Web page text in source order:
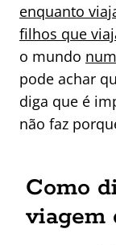
enquanto
filhos que
o mundo
pode achar
diga que é
não faz
Como
viagem